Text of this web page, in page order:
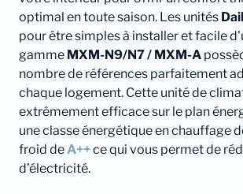
optimal en toute saison. Les unités
pour être simples à installer et facile
gamme MXM-N9/N7 / MXM-A
nombre de références parfaitement
chaque logement. Cette unité de
extrêmement efficace sur le plan
une classe énergétique en chauffage
froid de A++ce qui vous permet de
d’électricité.